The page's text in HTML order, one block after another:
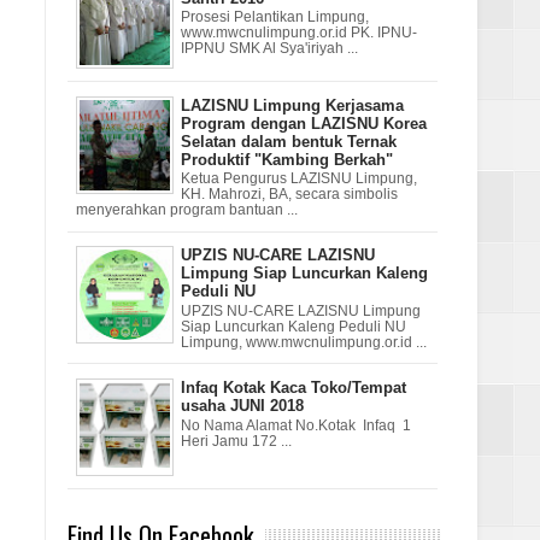
Prosesi Pelantikan Limpung,
www.mwcnulimpung.or.id PK. IPNU-
IPPNU SMK Al Sya'iriyah ...
LAZISNU Limpung Kerjasama
Program dengan LAZISNU Korea
Selatan dalam bentuk Ternak
Produktif "Kambing Berkah"
Ketua Pengurus LAZISNU Limpung,
KH. Mahrozi, BA, secara simbolis
menyerahkan program bantuan ...
UPZIS NU-CARE LAZISNU
Limpung Siap Luncurkan Kaleng
Peduli NU
UPZIS NU-CARE LAZISNU Limpung
Siap Luncurkan Kaleng Peduli NU
Limpung, www.mwcnulimpung.or.id ...
Infaq Kotak Kaca Toko/Tempat
usaha JUNI 2018
No Nama Alamat No.Kotak Infaq 1
Heri Jamu 172 ...